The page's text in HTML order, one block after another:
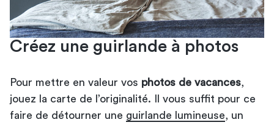
Créez une guirlande à photos
Pour mettre en valeur vos photos de vacances
jouez la carte de l’originalité. Il vous suffit pour ce
faire de détourner une guirlande lumineuse , un